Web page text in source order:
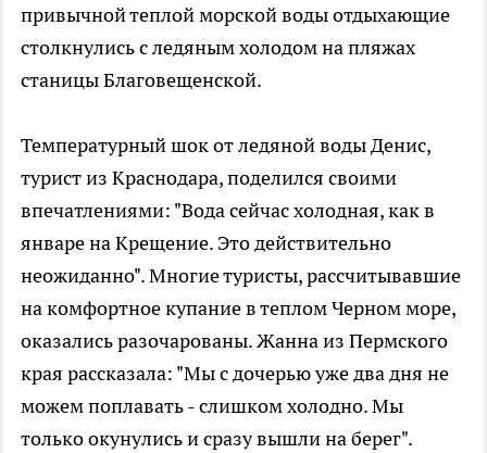
привычной теплой морской воды отдыхающие
столкнулись с ледяным холодом на пляжах
станицы Благовещенской.
Температурный шок от ледяной воды Денис,
турист из Краснодара, поделился своими
впечатлениями: "Вода сейчас холодная, как в
январе на Крещение. Это действительно
неожиданно". Многие туристы, рассчитывавшие
на комфортное купание в теплом Черном море,
оказались разочарованы. Жанна из Пермского
края рассказала: "Мы с дочерью уже два дня не
можем поплавать - слишком холодно. Мы
только окунулись и сразу вышли на берег".